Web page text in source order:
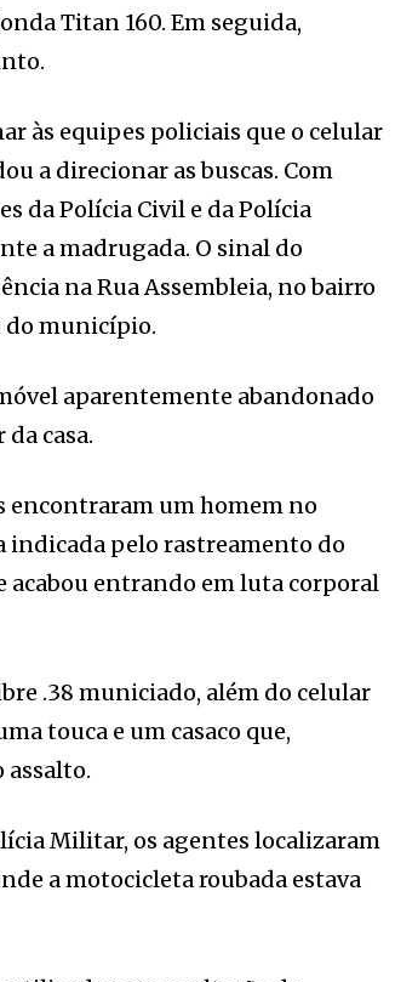
Titan 160. Em seguida,
às equipes policiais que o celular
a direcionar as buscas. Com
da Polícia Civil e da Polícia
a madrugada. O sinal do
na Rua Assembleia, no bairro
do município.
aparentemente abandonado
casa.
encontraram um homem no
indicada pelo rastreamento do
acabou entrando em luta corporal
.38 municiado, além do celular
touca e um casaco que,
assalto.
Militar, os agentes localizaram
a motocicleta roubada estava